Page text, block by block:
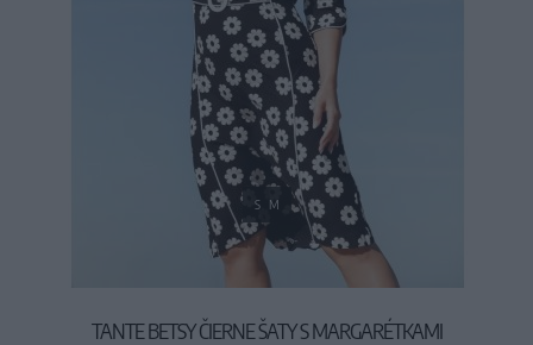
S M
TANTE BETSY ČIERNE ŠATY S MARGARÉTKAMI